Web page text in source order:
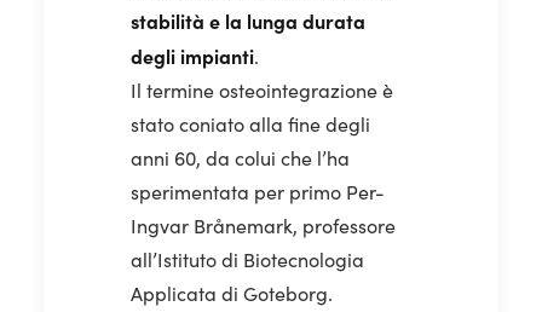
stabilità e la lunga durata
degli impianti.
Il termine osteointegrazione è
stato coniato alla fine degli
anni 60, da colui che l’ha
sperimentata per primo Per-
Ingvar Brånemark, professore
all’Istituto di Biotecnologia
Applicata di Goteborg.